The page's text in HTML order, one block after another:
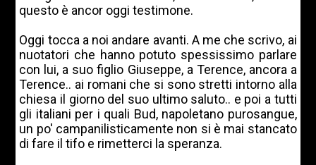
questo è ancor oggi testimone.
Oggi tocca a noi andare avanti. A me che scrivo, ai
nuotatori che hanno potuto spessissimo parlare
con lui, a suo figlio Giuseppe, a Terence, ancora a
Terence.. ai romani che si sono stretti intorno alla
chiesa il giorno del suo ultimo saluto.. e poi a tutti
gli italiani per i quali Bud, napoletano purosangue,
un po' campanilisticamente non si è mai stancato
di fare il tifo e rimetterci la speranza.